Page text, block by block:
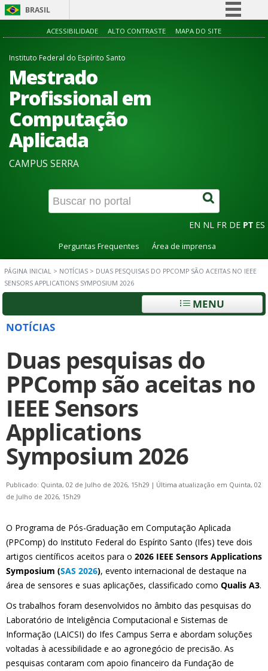
BRASIL
Simplifique!
ACESSIBILIDADE ALTO CONTRASTE MAPA DO SITE
Instituto Federal do Espírito Santo
Mestrado
Profissional em
Computação
Aplicada
CAMPUS SERRA
EN NL FR DE PT ES
Perguntas Frequentes Área de imprensa
PÁGINA INICIAL > NOTÍCIAS > DUAS PESQUISAS DO PPCOMP SÃO ACEITAS NO IEEE
SENSORS APPLICATIONS SYMPOSIUM 2026
MENU
NOTÍCIAS
Duas pesquisas do
PPComp são aceitas no
IEEE Sensors
Applications
Symposium 2026
Publicado: Quinta, 02 de Julho de 2026, 15h29 | Última atualização em Quinta, 02
de Julho de 2026, 15h29
O Programa de Pós-Graduação em Computação Aplicada
(PPComp) do Instituto Federal do Espírito Santo (Ifes) teve dois
artigos científicos aceitos para o 2026 IEEE Sensors Applications
Symposium (SAS 2026), evento internacional de destaque na
área de sensores e suas aplicações, classificado como Qualis A3.
Os trabalhos foram desenvolvidos no âmbito das pesquisas do
Laboratório de Inteligência Computacional e Sistemas de
Informação (LAICSI) do Ifes Campus Serra e abordam soluções
voltadas à acessibilidade e ao agronegócio de precisão. As
pesquisas contaram com apoio financeiro da Fundação de